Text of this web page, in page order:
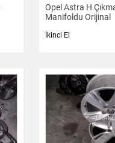
Opel Astra H
Manifoldu Orijinal
İkinci El